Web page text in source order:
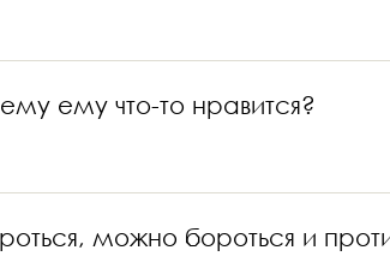
ему что-то нравится?
можно бороться и